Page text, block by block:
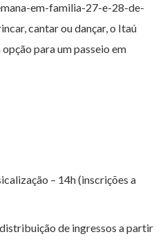
em-familia-27-e-28-de-
cantar ou dançar, o Itaú
para um passeio em
– 14h (inscrições a
de ingressos a partir